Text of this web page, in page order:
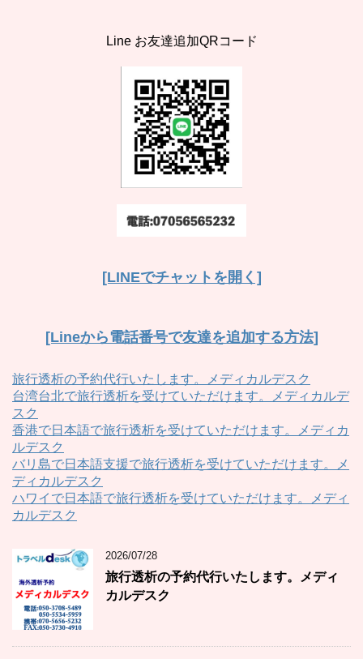
Line お友達追加QRコード
[LINEでチャットを開く]
[Lineから電話番号で友達を追加する方法]
旅行透析の予約代行いたします。メディカルデスク
台湾台北で旅行透析を受けていただけます。メディカルデ
スク
香港で日本語で旅行透析を受けていただけます。メディカ
ルデスク
バリ島で日本語支援で旅行透析を受けていただけます。メ
ディカルデスク
ハワイで日本語で旅行透析を受けていただけます。メディ
カルデスク
2026/07/28
旅行透析の予約代行いたします。メディ
カルデスク